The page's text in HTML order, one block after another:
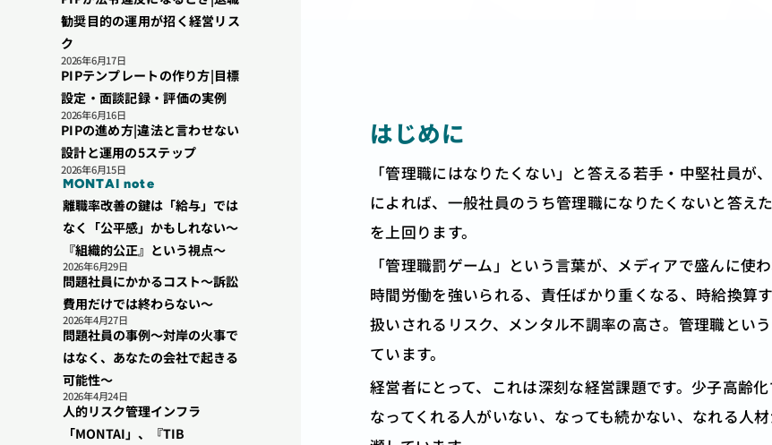
勧奨目的の運用が招く経営リス
ク
2026年6月17日
PIPテンプレートの作り方|目標
設定・面談記録・評価の実例
2026年6月16日
PIPの進め方|違法と言わせない
設計と運用の5ステップ
2026年6月15日
MONTAI note
離職率改善の鍵は「給与」では
なく「公平感」かもしれない〜
『組織的公正』という視点〜
2026年6月29日
問題社員にかかるコスト〜訴訟
費用だけでは終わらない〜
2026年4月27日
問題社員の事例〜対岸の火事で
はなく、あなたの会社で起きる
可能性〜
2026年4月24日
人的リスク管理インフラ
「MONTAI」、『TIB
はじめに
「管理職にはなりたくない」と答える若手・中堅社員が
によれば、一般社員のうち管理職になりたくないと答
を上回ります。
「管理職罰ゲーム」という言葉が、メディアで盛んに使
時間労働を強いられる、責任ばかり重くなる、時給換算
扱いされるリスク、メンタル不調率の高さ。管理職とい
ています。
経営者にとって、これは深刻な経営課題です。少子高齢
なってくれる人がいない、なっても続かない、なれる人